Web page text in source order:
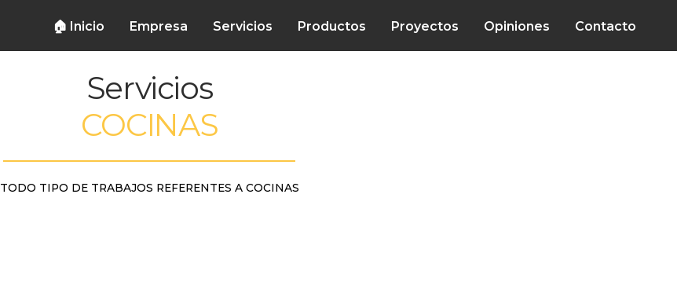
🏠 Inicio Empresa Servicios Productos Proyectos Opiniones Contacto
Servicios
COCINAS
TODO TIPO DE TRABAJOS REFERENTES A COCINAS